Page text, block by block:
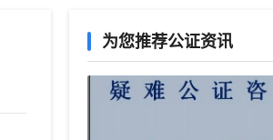
为您推荐公证资讯